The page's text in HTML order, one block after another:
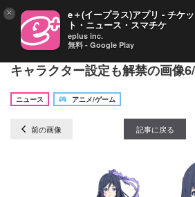
4月TVアニメ『消滅都市』放送
キャラクター設定も解禁の画像
ニュース
アニメ/ゲーム
前の画像 記事に戻る
× e＋(イープラス)アプリ - チケッ
ト・ニュース・スマチケ
eplus inc.
無料 - Google Play